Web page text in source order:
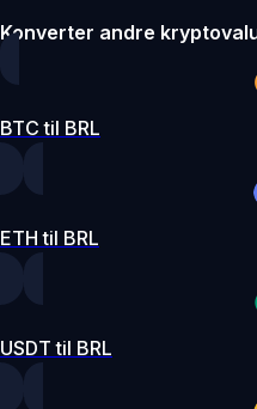
Konverter andre
BTC til BRL
ETH til BRL
USDT til BRL